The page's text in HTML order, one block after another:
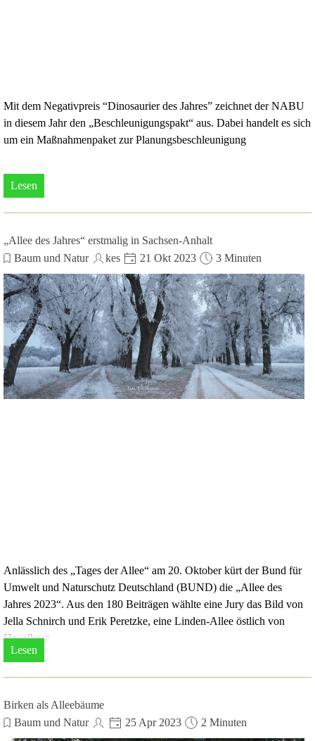
Mit dem Negativpreis “Dinosaurier des Jahres” zeichnet der NABU
in diesem Jahr den „Beschleunigungspakt“ aus. Dabei handelt es sich
um ein Maßnahmenpaket zur Planungsbeschleunigung
Lesen
„Allee des Jahres“ erstmalig in Sachsen-Anhalt
Baum und Natur
kes 21 Okt 2023 3 Minuten
Anlässlich des „Tages der Allee“ am 20. Oktober kürt der Bund für
Umwelt und Naturschutz Deutschland (BUND) die „Allee des
Jahres 2023“. Aus den 180 Beiträgen wählte eine Jury das Bild von
Jella Schnirch und Erik Peretzke, eine Linden-Allee östlich von
Havelberg.
Lesen
Birken als Alleebäume
Baum und Natur
25 Apr 2023 2 Minuten